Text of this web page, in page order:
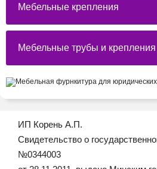
Мебельные крепления
Мебельные трубы и крепления
ИП Корень А.П.
Свидетельство о
№0344003